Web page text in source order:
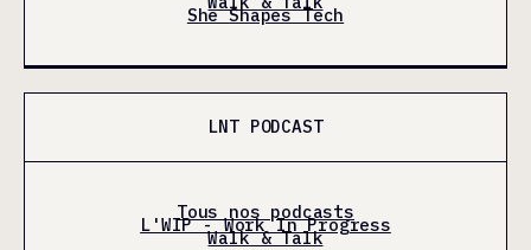
She Shapes Tech
LNT PODCAST
Tous nos podcasts
L'WIP - Work In Progress
Walk & Talk